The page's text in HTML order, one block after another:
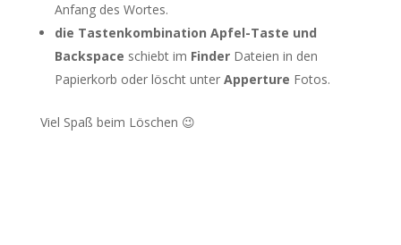
Anfang des Wortes.
die Tastenkombination Apfel-Taste und
Backspace schiebt im FinderDateien in den
Papierkorb oder löscht unter Apperture Fotos.
Viel Spaß beim Löschen 😉